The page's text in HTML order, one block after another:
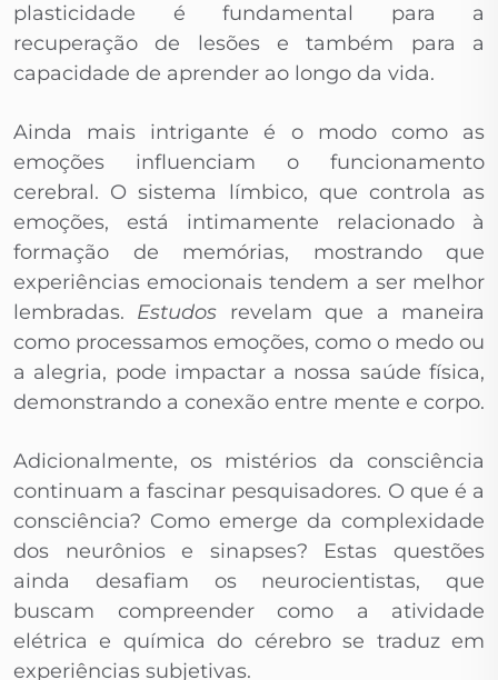
plasticidade é fundamental para a
recuperação de lesões e também para a
capacidade de aprender ao longo da vida.
Ainda mais intrigante é o modo como as
emoções influenciam o funcionamento
cerebral. O sistema límbico, que controla as
emoções, está intimamente relacionado à
formação de memórias, mostrando que
experiências emocionais tendem a ser melhor
lembradas. Estudos revelam que a maneira
como processamos emoções, como o medo ou
a alegria, pode impactar a nossa saúde física,
demonstrando a conexão entre mente e corpo.
Adicionalmente, os mistérios da consciência
continuam a fascinar pesquisadores. O que é a
consciência? Como emerge da complexidade
dos neurônios e sinapses? Estas questões
ainda desafiam os neurocientistas, que
buscam compreender como a atividade
elétrica e química do cérebro se traduz em
experiências subjetivas.